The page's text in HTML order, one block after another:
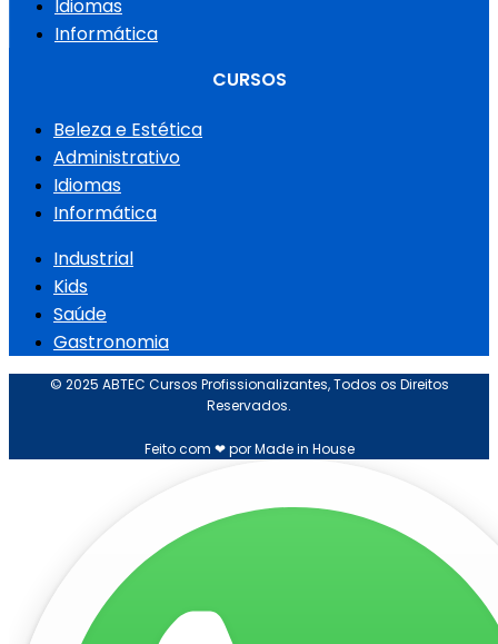
Idiomas
Informática
CURSOS
Beleza e Estética
Administrativo
Idiomas
Informática
Industrial
Kids
Saúde
Gastronomia
© 2025 ABTEC Cursos Profissionalizantes, Todos os Direitos
Reservados.
Feito com ❤ por Made in House